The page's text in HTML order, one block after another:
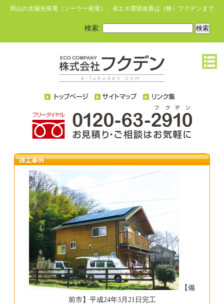
岡山の太陽光発電（ソーラー発電）、省エネ環境改善は（株）フクデンまで
検索:
【備
前市】平成24年3月21日完工